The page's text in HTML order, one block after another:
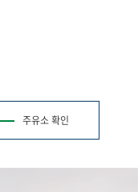
주유소 확인